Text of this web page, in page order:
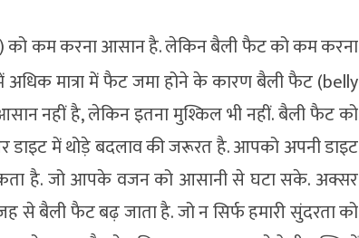
कम करना आसान है. लेकिन बैली फैट को कम करना
अधिक मात्रा में फैट जमा होने के कारण बैली फैट (belly
नहीं है, लेकिन इतना मुश्किल भी नहीं. बैली फैट को
में थोड़े बदलाव की जरूरत है. आपको अपनी डाइट
है. जो आपके वजन को आसानी से घटा सके. अक्सर
से बैली फैट बढ़ जाता है. जो न सिर्फ हमारी सुंदरता को